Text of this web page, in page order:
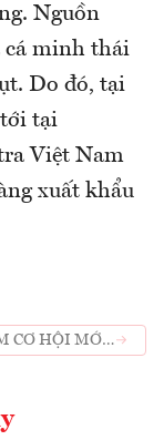
Nguồn
cá minh thái
Do đó, tại
tại
Việt Nam
xuất khẩu
CƠ HỘI MỚI